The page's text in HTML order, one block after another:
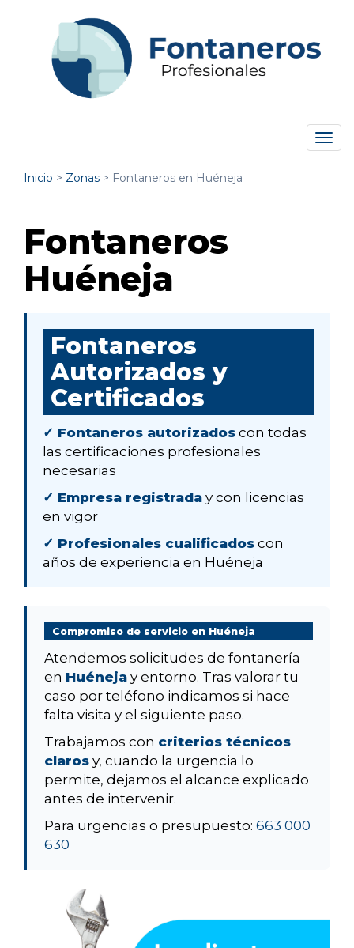
Inicio > Zonas > Fontaneros en Huéneja
Fontaneros
Huéneja
Fontaneros
Autorizados y
Certificados
✓ Fontaneros autorizados con todas
las certificaciones profesionales
necesarias
✓ Empresa registrada y con licencias
en vigor
✓ Profesionales cualificados con
años de experiencia en Huéneja
Compromiso de servicio en Huéneja
Atendemos solicitudes de fontanería
en Huéneja y entorno. Tras valorar tu
caso por teléfono indicamos si hace
falta visita y el siguiente paso.
Trabajamos con criterios técnicos
claros y, cuando la urgencia lo
permite, dejamos el alcance explicado
antes de intervenir.
Para urgencias o presupuesto: 663 000
630